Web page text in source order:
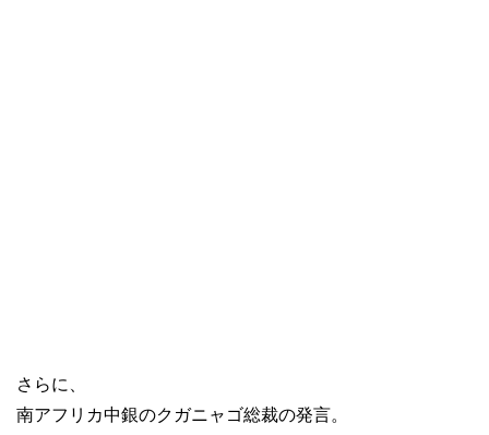
さらに、
南アフリカ中銀のクガニャゴ総裁の発言。